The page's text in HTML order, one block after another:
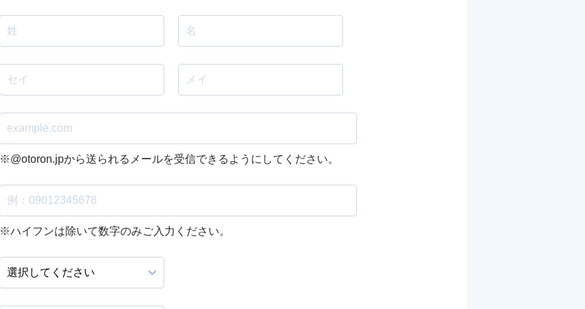
※@otoron.jpから送られるメールを受信できるようにしてください。
※ハイフンは除いて数字のみご入力ください。